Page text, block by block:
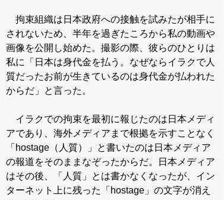
拘束組織は日本政府への接触を試みたが相手に
されないため、半年を過ぎたころから私の動画や
画像を公開し始めた。撮影の際、彼らのひとりは
私に「日本は身代金を払う。なぜならイラクで人
質だったお前が生きているのは身代金が払われた
からだ」と言った。
イラクでの拘束を最初に報じたのは日本メディ
アであり、海外メディアまで根拠を示すことなく
「hostage（人質）」と書いたのは日本メディア
の報道をそのままなぞったからだ。日本メディア
はその後、「人質」とは書かなくなったが、イン
ターネット上に残った「hostage」の文字が消え